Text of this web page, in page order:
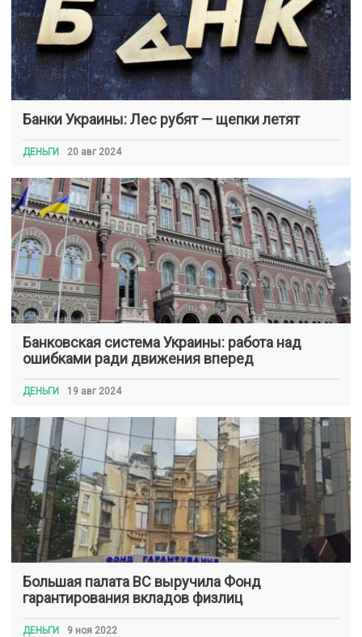
Банки Украины: Лес рубят — щепки летят
ДЕНЬГИ 20 авг 2024
Банковская система Украины: работа над
ошибками ради движения вперед
ДЕНЬГИ 19 авг 2024
Большая палата ВС выручила Фонд
гарантирования вкладов физлиц
ДЕНЬГИ 9 ноя 2022